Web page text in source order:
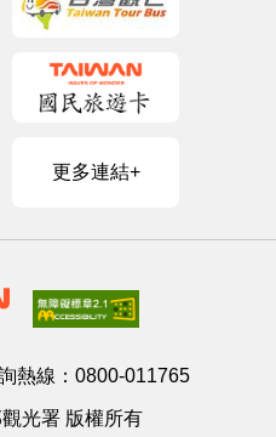
更多連結+
熱線： 0800-011765
光署 版權所有